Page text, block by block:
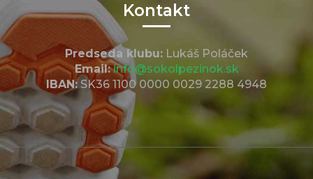
Kontakt
Predseda klubu: Lukáš Poláček
Email: info@sokolpezinok.sk
IBAN:SK36 1100 0000 0029 2288 4948